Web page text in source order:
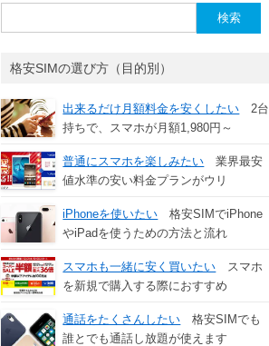
索:
格安SIMの選び方（目的別）
出来るだけ月額料金を安くしたい 2台
持ちで、スマホが月額1,980円～
普通にスマホを楽しみたい 業界最安
値水準の安い料金プランがウリ
iPhoneを使いたい 格安SIMでiPhone
やiPadを使うための方法と流れ
スマホも一緒に安く買いたい スマホ
を新規で購入する際におすすめ
通話をたくさんしたい 格安SIMでも
誰とでも通話し放題が使えます